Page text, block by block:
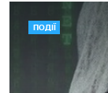
ПОДІЇ